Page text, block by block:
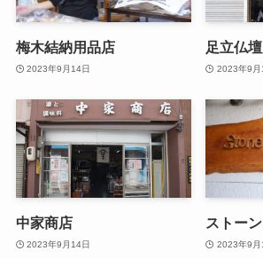
梅木結納用品店
2023年9月14日
足立仏
2023年9月
中家商店
2023年9月14日
ストー
2023年9月